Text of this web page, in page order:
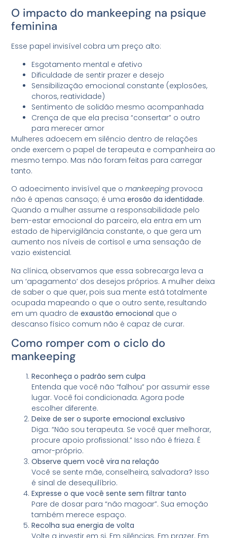
O impacto do mankeeping na psique
feminina
Esse papel invisível cobra um preço alto:
Esgotamento mental e afetivo
Dificuldade de sentir prazer e desejo
Sensibilização emocional constante (explosões,
choros, reatividade)
Sentimento de solidão mesmo acompanhada
Crença de que ela precisa “consertar” o outro
para merecer amor
Mulheres adoecem em silêncio dentro de relações
onde exercem o papel de terapeuta e companheira ao
mesmo tempo. Mas não foram feitas para carregar
tanto.
O adoecimento invisível que omankeeping provoca
não é apenas cansaço; é umaerosão da identidade.
Quando a mulher assume a responsabilidade pelo
bem-estar emocional do parceiro, ela entra em um
estado de hipervigilância constante, o que gera um
aumento nos níveis de cortisol e uma sensação de
vazio existencial.
Na clínica, observamos que essa sobrecarga leva a
um ‘apagamento’ dos desejos próprios. A mulher deixa
de saber o que quer, pois sua mente está totalmente
ocupada mapeando o que o outro sente, resultando
em um quadro deexaustão emocional que o
descanso físico comum não é capaz de curar.
Como romper com o ciclo do
mankeeping
Reconheça o padrão sem culpa
Entenda que você não “falhou” por assumir esse
lugar. Você foi condicionada. Agora pode
escolher diferente.
Deixe de ser o suporte emocional exclusivo
Diga: “Não sou terapeuta. Se você quer melhorar,
procure apoio profissional.” Isso não é frieza. É
amor-próprio.
Observe quem você vira na relação
Você se sente mãe, conselheira, salvadora? Isso
é sinal de desequilíbrio.
Expresse o que você sente sem filtrar tanto
Pare de dosar para “não magoar”. Sua emoção
também merece espaço.
Recolha sua energia de volta